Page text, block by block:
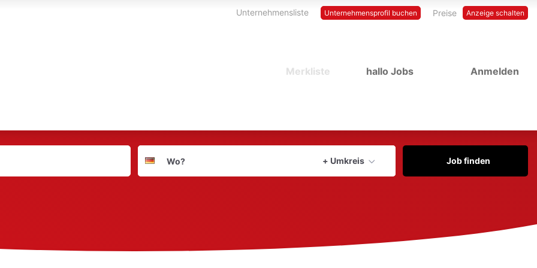
Anzeige schalten
Unternehmensliste Unternehmensprofil buchen Preise
Anmelden
Merkliste hallo Jobs
Deutschland
+ Umkreis
Aktuellen Ort verwenden
Job finden